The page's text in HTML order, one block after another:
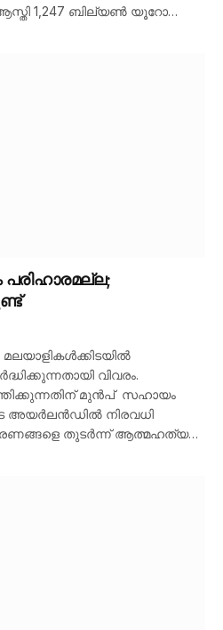
1,247 ബില്യൺ യൂറോ…
വിവരം.
മുൻപ് സഹായം
അയർലൻഡിൽ നിരവധി
തുടർന്ന് ആത്മഹത്യ…